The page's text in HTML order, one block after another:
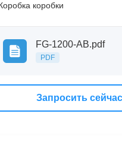
коробки
FG-1200-AB.pdf
PDF
Запросить сейчас